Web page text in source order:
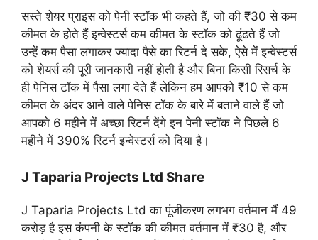
सस्ते शेयर प्राइस को पेनी स्टॉक भी कहते हैं, जो की ₹30 से कम
कीमत के होते हैं इन्वेस्टर्स कम कीमत के स्टॉक को ढूंढते हैं जो
उन्हें कम पैसा लगाकर ज्यादा पैसे का रिटर्न दे सके, ऐसे में इन्वेस्टर्स
को शेयर्स की पूरी जानकारी नहीं होती है और बिना किसी रिसर्च के
ही पेनिस टॉक में पैसा लगा देते हैं लेकिन हम आपको ₹10 से कम
कीमत के अंदर आने वाले पेनिस टॉक के बारे में बताने वाले हैं जो
आपको 6 महीने में अच्छा रिटर्न देंगे इन पेनी स्टॉक ने पिछले 6
महीने में 390% रिटर्न इन्वेस्टर्स को दिया है।
J Taparia Projects Ltd Share
J Taparia Projects Ltd का पूंजीकरण लगभग वर्तमान मैं 49
करोड़ है इस कंपनी के स्टॉक की कीमत वर्तमान में ₹30 है, और